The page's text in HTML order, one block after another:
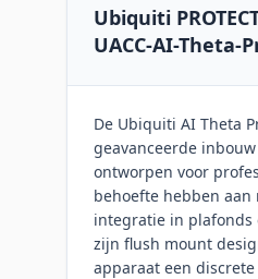
Ubiquiti
UACC-AI-Theta-
De Ubiquiti AI Theta
geavanceerde
ontworpen voor
behoefte hebben aan
integratie in plafonds
zijn flush mount
apparaat een